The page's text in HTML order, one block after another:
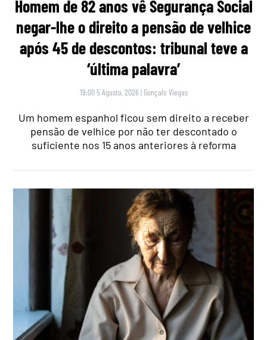
Homem de 82 anos vê Segurança Social
negar-lhe o direito a pensão de velhice
após 45 de descontos: tribunal teve a
‘última palavra’
19:00 5 Agosto, 2026 | Gonçalo Viegas
Um homem espanhol ficou sem direito a receber
pensão de velhice por não ter descontado o
suficiente nos 15 anos anteriores à reforma